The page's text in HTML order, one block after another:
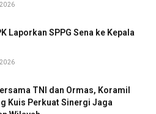
Laporkan SPPG Sena ke Kepala
TNI dan Ormas, Koramil
Kuis Perkuat Sinergi Jaga